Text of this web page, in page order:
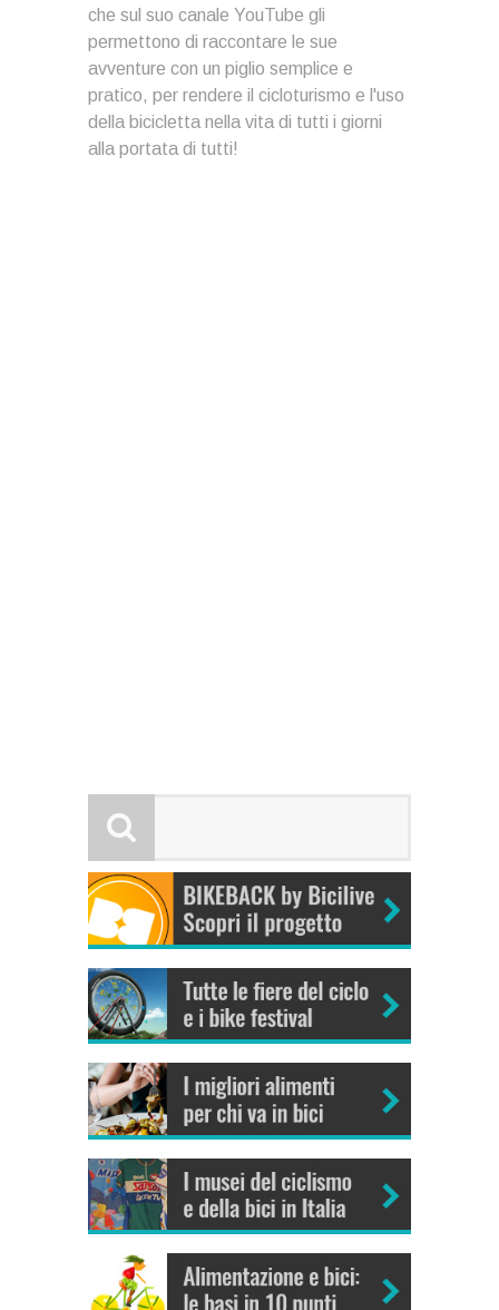
che sul suo canale YouTube gli
permettono di raccontare le sue
avventure con un piglio semplice e
pratico, per rendere il cicloturismo e l'uso
della bicicletta nella vita di tutti i giorni
alla portata di tutti!